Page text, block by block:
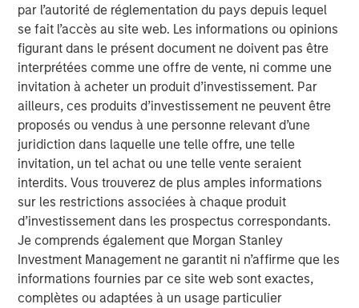
par l’autorité de réglementation du pays depuis lequel
se fait l’accès au site web. Les informations ou opinions
figurant dans le présent document ne doivent pas être
interprétées comme une offre de vente, ni comme une
invitation à acheter un produit d’investissement. Par
ailleurs, ces produits d’investissement ne peuvent être
proposés ou vendus à une personne relevant d’une
juridiction dans laquelle une telle offre, une telle
invitation, un tel achat ou une telle vente seraient
interdits. Vous trouverez de plus amples informations
sur les restrictions associées à chaque produit
d’investissement dans les prospectus correspondants.
Je comprends également que Morgan Stanley
Investment Management ne garantit ni n’affirme que les
informations fournies par ce site web sont exactes,
complètes ou adaptées à un usage particulier
“Today we released findings that shed light on a
consequential misconception that still exists among
asset owners - that incorporating diversity into their
investment decisions comes at the expense of returns,”
said Carla Harris, Vice Chairman of Morgan Stanley and
Managing Director of the Multicultural Client Strategy
Group. “This report is part of Morgan Stanley’s strategy to
increase equality in the investing landscape and
hopefully encourage more asset owners to recognize the
benefits of a diversity-based investment approach.”
The findings reveal four key insights among asset
owners:
Diversity is a top priority for investment decisions.
89% of asset owners say that the diversity of